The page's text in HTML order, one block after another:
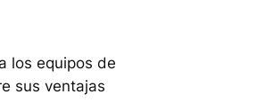
los equipos de
sus ventajas